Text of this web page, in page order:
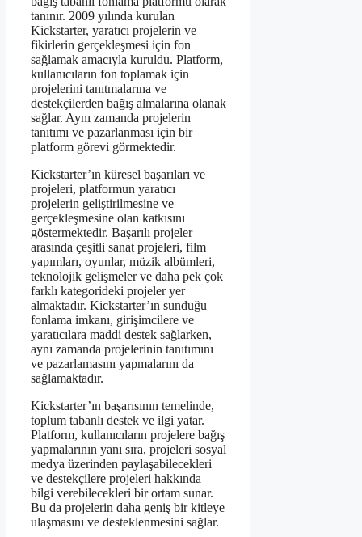
tanınır. 2009 yılında kurulan
Kickstarter, yaratıcı projelerin ve
fikirlerin gerçekleşmesi için fon
sağlamak amacıyla kuruldu. Platform,
kullanıcıların fon toplamak için
projelerini tanıtmalarına ve
destekçilerden bağış almalarına olanak
sağlar. Aynı zamanda projelerin
tanıtımı ve pazarlanması için bir
platform görevi görmektedir.
Kickstarter’ın küresel başarıları ve
projeleri, platformun yaratıcı
projelerin geliştirilmesine ve
gerçekleşmesine olan katkısını
göstermektedir. Başarılı projeler
arasında çeşitli sanat projeleri, film
yapımları, oyunlar, müzik albümleri,
teknolojik gelişmeler ve daha pek çok
farklı kategorideki projeler yer
almaktadır. Kickstarter’ın sunduğu
fonlama imkanı, girişimcilere ve
yaratıcılara maddi destek sağlarken,
aynı zamanda projelerinin tanıtımını
ve pazarlamasını yapmalarını da
sağlamaktadır.
Kickstarter’ın başarısının temelinde,
toplum tabanlı destek ve ilgi yatar.
Platform, kullanıcıların projelere bağış
yapmalarının yanı sıra, projeleri sosyal
medya üzerinden paylaşabilecekleri
ve destekçilere projeleri hakkında
bilgi verebilecekleri bir ortam sunar.
Bu da projelerin daha geniş bir kitleye
ulaşmasını ve desteklenmesini sağlar.